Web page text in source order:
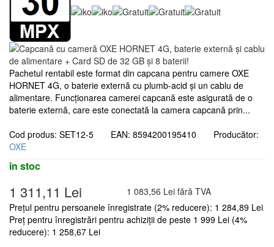
Pachetul rentabil este format din capcana pentru camere OXE
HORNET 4G, o baterie externă cu plumb-acid și un cablu de
alimentare. Funcționarea camerei capcană este asigurată de o
baterie externă, care este conectată la camera capcană prin...
Cod produs: SET12-5 EAN: 8594200195410 Producător:
OXE
în stoc
1 311,11 Lei
1 083,56 Lei fără TVA
Prețul pentru persoanele înregistrate (2% reducere): 1 284,89 Lei
Preț pentru înregistrări pentru achiziții de peste 1 999 Lei (4%
reducere): 1 258,67 Lei